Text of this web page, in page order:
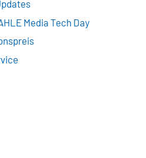
Media Tech Day